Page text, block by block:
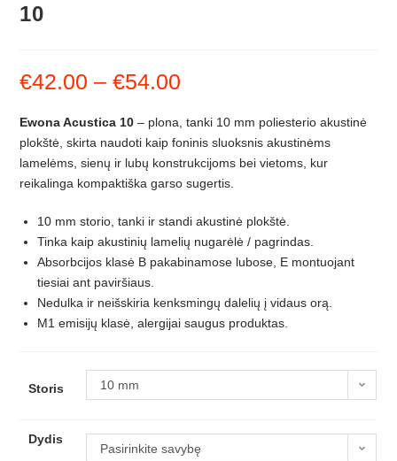
10
€42.00 – €54.00
through
€54.00
Ewona Acustica 10 – plona, tanki 10 mm poliesterio akustinė
plokštė, skirta naudoti kaip foninis sluoksnis akustinėms
lamelėms, sienų ir lubų konstrukcijoms bei vietoms, kur
reikalinga kompaktiška garso sugertis.
10 mm storio, tanki ir standi akustinė plokštė.
Tinka kaip akustinių lamelių nugarėlė / pagrindas.
Absorbcijos klasė B pakabinamose lubose, E montuojant
tiesiai ant paviršiaus.
Nedulka ir neišskiria kenksmingų dalelių į vidaus orą.
M1 emisijų klasė, alergijai saugus produktas.
Storis 10 mm
Dydis
Pasirinkite savybę